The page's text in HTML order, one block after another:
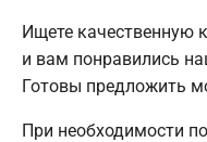
Ищете качественную
и вам понравились
Готовы предложить
При необходимости